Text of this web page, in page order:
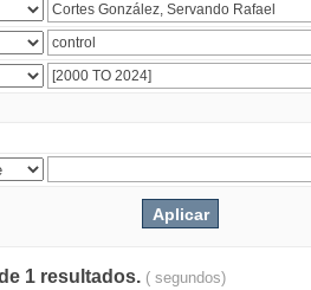
1 resultados. ( segundos)